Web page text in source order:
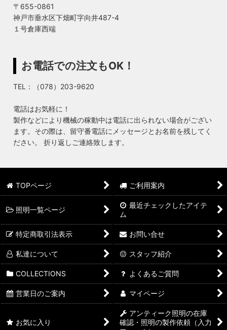
〒655-0861
神戸市垂水区下畑町字向井487-4
１号倉庫西端
お電話での注文もOK！
TEL：（078）203-9620
電話はお気軽に！
製作などにより機械の稼動中は電話に出られない場合がござい
ます。その際は、留守番電話にメッセージとお名前を残してく
ださい。 折り返しご連絡致します。
TOPページ ご利用案内
照明一覧ページ
最近チェックしたアイテ
ム
特定商取引法表示 お問い合せ
私達について スタッフ紹介
COLLECTIONS よくあるご質問
営業日のご案内 マイページ
お気に入り
アンティーク照明の在庫
確認・照明の製作依頼（入力